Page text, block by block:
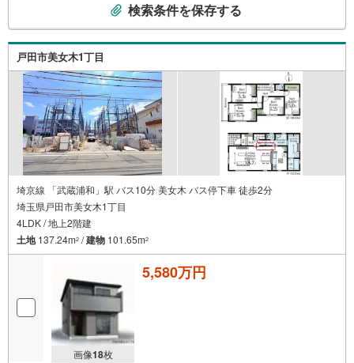
検
索
条
受
け
取
る
・
条
を
マ
検索条件を保存する
戸田市美女木1丁目
埼京線 「武蔵浦和」駅 バス10分 美女木 バス停下車 徒歩2分
埼玉県戸田市美女木1丁目
4LDK / 地上2階建
土地137.24m2 /建物 101.65m2
画像18枚
5,580万円